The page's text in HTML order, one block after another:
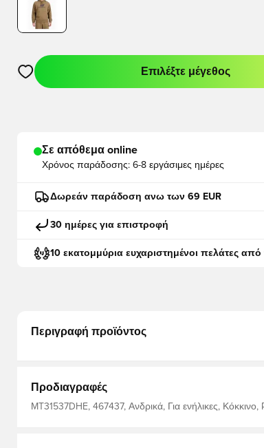
Ανοίγει ένα Modal για να συνδεθείτε ή να
Επιλέξτε μέγεθος
Σε απόθεμα online
Χρόνος παράδοσης: 6-8 εργάσιμες ημέρες
Δωρεάν παράδοση ανω των 69 EUR
30 ημέρες για επιστροφή
10 εκατομμύρια ευχαριστημένοι πελάτες από
Περιγραφή προϊόντος
Προδιαγραφές
MT31537DHE, 467437, Ανδρικά, Για ενήλικες, Κόκκινο,